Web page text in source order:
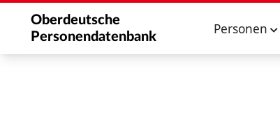
Oberdeutsche
Personendatenbank
Personen